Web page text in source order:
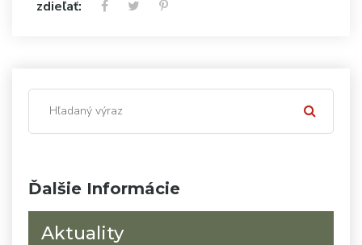
Ďalšie Informácie
Aktuality
zdieľať: